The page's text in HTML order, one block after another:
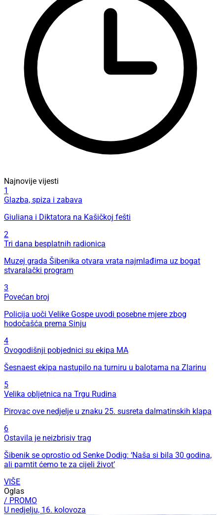
Najnovije vijesti
1
Glazba, spiza i zabava
Giuliana i Diktatora na Kašičkoj fešti
2
Tri dana besplatnih radionica
Muzej grada Šibenika otvara vrata najmlađima uz bogat
stvaralački program
3
Povećan broj
Policija uoči Velike Gospe uvodi posebne mjere zbog
hodočašća prema Sinju
4
Ovogodišnji pobjednici su ekipa MA
Šesnaest ekipa nastupilo na turniru u balotama na Zlarinu
5
Velika obljetnica na Trgu Rudina
Pirovac ove nedjelje u znaku 25. susreta dalmatinskih klapa
6
Ostavila je neizbrisiv trag
Šibenik se oprostio od Senke Dodig: ‘Naša si bila 30 godina,
ali pamtit ćemo te za cijeli život’
VIŠE
Oglas
/ PROMO
U nedjelju, 16. kolovoza